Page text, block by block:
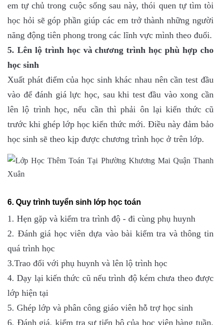
em tự chủ trong cuộc sống sau này, thói quen tự tìm tòi
học hỏi sẽ góp phần giúp các em trở thành những người
năng động tiên phong trong các lĩnh vực mình theo đuổi.
5. Lên lộ trình học và chương trình học phù hợp cho
học sinh
Xuất phát điểm của học sinh khác nhau nên cần test đầu
vào để đánh giá lực học, sau khi test đầu vào xong cần
lên lộ trình học, nếu cần thì phải ôn lại kiến thức cũ
trước khi ghép lớp học kiến thức mới. Điều này đảm bảo
học sinh sẽ theo kịp được chương trình học ở trên lớp.
6. Quy trình tuyển sinh lớp học toán
1. Hẹn gặp và kiểm tra trình độ - đi cùng phụ huynh
2. Đánh giá học viên dựa vào bài kiểm tra và thông tin
quá trình học
3.Trao đổi với phụ huynh và lên lộ trình học
4. Dạy lại kiến thức cũ nếu trình độ kém chưa theo được
lớp hiện tại
5. Ghép lớp và phân công giáo viên hỗ trợ học sinh
6. Đánh giá, kiểm tra sự tiến bộ của học viên hàng tuần,